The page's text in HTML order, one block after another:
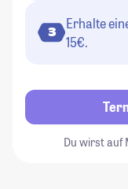
3
Erhalte
15€.
Du wirst auf